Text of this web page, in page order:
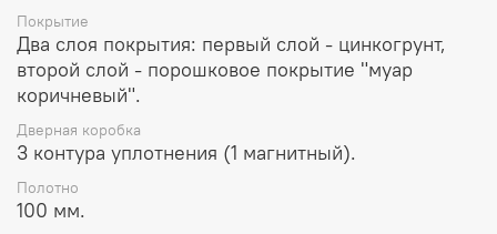
Покрытие
Два слоя покрытия: первый слой - цинкогрунт,
второй слой - порошковое покрытие "муар
коричневый".
Дверная коробка
3 контура уплотнения (1 магнитный).
Полотно
100 мм.